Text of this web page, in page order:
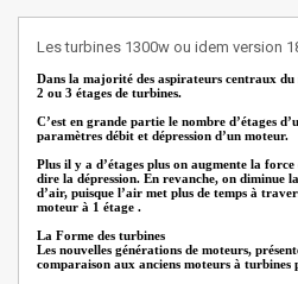
Les turbines 1300w ou idem version
Dans la majorité des aspirateurs centraux
2 ou 3 étages de turbines.
C’est en grande partie le nombre d’étages
paramètres débit et dépression d’un moteur.
Plus il y a d’étages plus on augmente la
dire la dépression. En revanche, on diminue
d’air, puisque l’air met plus de temps à
moteur à 1 étage .
La Forme des turbines
Les nouvelles générations de moteurs,
comparaison aux anciens moteurs à turbines